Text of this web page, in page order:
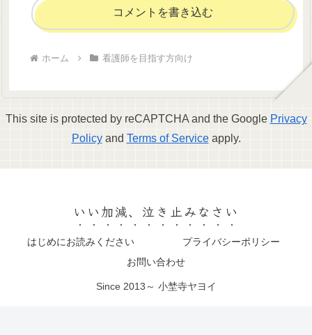
コメントを書き込む
ホーム 看護師を目指す方向け
This site is protected by reCAPTCHA and the Google Privacy
Policyand Terms of Serviceapply.
いい加減、泣き止みなさい
はじめにお読みください
プライバシーポリシー
お問い合わせ
Since 2013～ 小埜寺ヤヨイ